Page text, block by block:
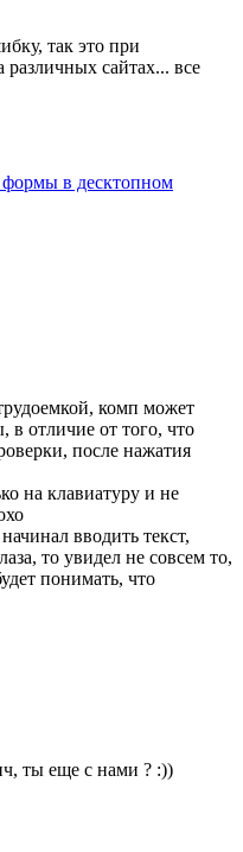
так это при
различных сайтах... все
формы в десктопном
комп может
отличие от того, что
после нажатия
на клавиатуру и не
вводить текст,
то увидел не совсем то,
понимать, что
ты еще с нами ? :))